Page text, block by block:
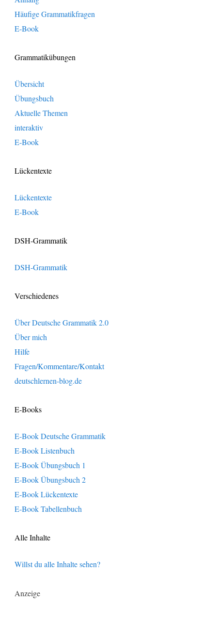
Häufige Grammatikfragen
E-Book
Grammatikübungen
Übersicht
Übungsbuch
Aktuelle Themen
interaktiv
E-Book
Lückentexte
Lückentexte
E-Book
DSH-Grammatik
DSH-Grammatik
Verschiedenes
Über Deutsche Grammatik 2.0
Über mich
Hilfe
Fragen/Kommentare/Kontakt
deutschlernen-blog.de
E-Books
E-Book Deutsche Grammatik
E-Book Listenbuch
E-Book Übungsbuch 1
E-Book Übungsbuch 2
E-Book Lückentexte
E-Book Tabellenbuch
Alle Inhalte
Willst du alle Inhalte sehen?
Anzeige